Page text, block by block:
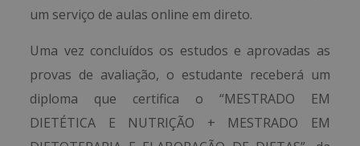
um serviço de aulas online em direto.
Uma vez concluídos os estudos e aprovadas as
provas de avaliação, o estudante receberá um
diploma que certifica o “MESTRADO EM
DIETÉTICA E NUTRIÇÃO + MESTRADO EM